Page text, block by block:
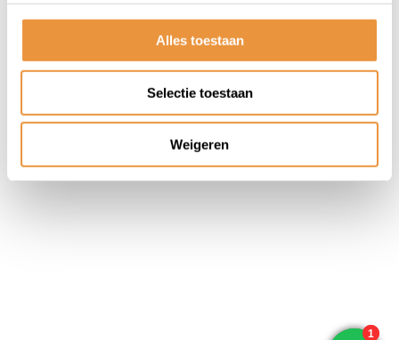
Alles toestaan
Selectie toestaan
Weigeren
Algemene voorwaarden Disclaimer
Privacy
Policy
Sitemap